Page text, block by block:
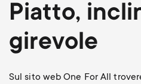
Piatto,
girevole
Sul sito web One For All